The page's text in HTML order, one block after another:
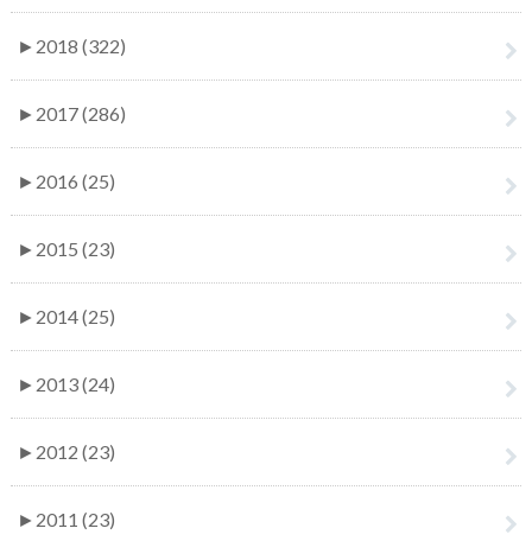
► 2018 (322)
► 2017 (286)
► 2016 (25)
► 2015 (23)
► 2014 (25)
► 2013 (24)
► 2012 (23)
► 2011 (23)